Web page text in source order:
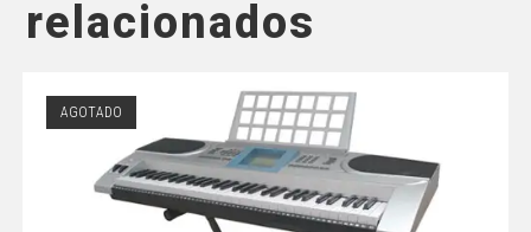
relacionados
AGOTADO